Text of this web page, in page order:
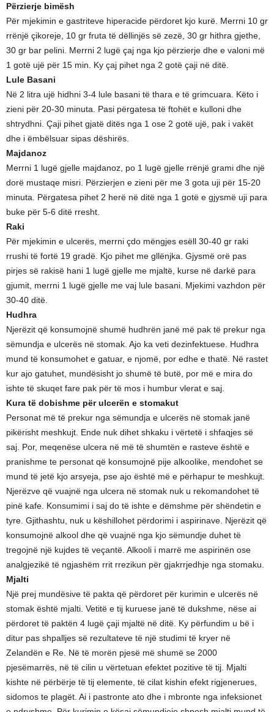
Përzierje bimësh
Për mjekimin e gastriteve hiperacide përdoret kjo kurë. Merrni 10 gr
rrënjë çikoreje, 10 gr fruta të dëllinjës së zezë, 30 gr hithra gjethe,
30 gr bar pelini. Merrni 2 lugë çaj nga kjo përzierje dhe e valoni më
1 gotë ujë për 15 min. Ky çaj pihet nga 2 gotë çaji në ditë.
Lule Basani
Në 2 litra ujë hidhni 3-4 lule basani të thara e të grimcuara. Këto i
zieni për 20-30 minuta. Pasi përgatesa të ftohët e kulloni dhe
shtrydhni. Çaji pihet gjatë ditës nga 1 ose 2 gotë ujë, pak i vakët
dhe i ëmbëlsuar sipas dëshirës.
Majdanoz
Merrni 1 lugë gjelle majdanoz, po 1 lugë gjelle rrënjë grami dhe një
dorë mustaqe misri. Përzierjen e zieni për me 3 gota uji për 15-20
minuta. Përgatesa pihet 2 herë në ditë nga 1 gotë e gjysmë uji para
buke për 5-6 ditë rresht.
Raki
Për mjekimin e ulcerës, merrni çdo mëngjes esëll 30-40 gr raki
rrushi të fortë 19 gradë. Kjo pihet me gllënjka. Gjysmë orë pas
pirjes së rakisë hani 1 lugë gjelle me mjaltë, kurse në darkë para
gjumit, merrni 1 lugë gjelle me vaj lule basani. Mjekimi vazhdon për
30-40 ditë.
Hudhra
Njerëzit që konsumojnë shumë hudhrën janë më pak të prekur nga
sëmundja e ulcerës në stomak. Ajo ka veti dezinfektuese. Hudhra
mund të konsumohet e gatuar, e njomë, por edhe e thatë. Në rastet
kur ajo gatuhet, mundësisht jo shumë të butë, por më e mira do
ishte të skuqet fare pak për të mos i humbur vlerat e saj.
Kura të dobishme për ulcerën e stomakut
Personat më të prekur nga sëmundja e ulcerës në stomak janë
pikërisht meshkujt. Ende nuk dihet shkaku i vërtetë i shfaqjes së
saj. Por, meqenëse ulcera në më të shumtën e rasteve është e
pranishme te personat që konsumojnë pije alkoolike, mendohet se
mund të jetë kjo arsyeja, pse ajo është më e përhapur te meshkujt.
Njerëzve që vuajnë nga ulcera në stomak nuk u rekomandohet të
pinë kafe. Konsumimi i saj do të ishte e dëmshme për shëndetin e
tyre. Gjithashtu, nuk u këshillohet përdorimi i aspirinave. Njerëzit që
konsumojnë alkool dhe që vuajnë nga kjo sëmundje duhet të
tregojnë një kujdes të veçantë. Alkooli i marrë me aspirinën ose
analgjezikë të ngjashëm rrit rrezikun për gjakrrjedhje nga stomaku.
Mjalti
Një prej mundësive të pakta që përdoret për kurimin e ulcerës në
stomak është mjalti. Vetitë e tij kuruese janë të dukshme, nëse ai
përdoret të paktën 4 lugë çaji mjaltë në ditë. Ky përfundim u bë i
ditur pas shpalljes së rezultateve të një studimi të kryer në
Zelandën e Re. Në të morën pjesë më shumë se 2000
pjesëmarrës, në të cilin u vërtetuan efektet pozitive të tij. Mjalti
kishte në përbërje të tij elemente, të cilat kishin efekt rigjenerues,
sidomos te plagët. Ai i pastronte ato dhe i mbronte nga infeksionet